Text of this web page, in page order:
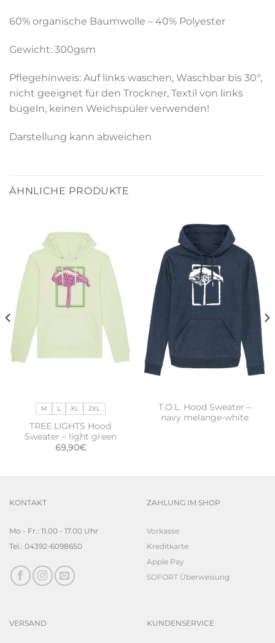
60% organische Baumwolle – 40% Polyester
Gewicht: 300gsm
Pflegehinweis: Auf links waschen, Waschbar bis 30°,
nicht geeignet für den Trockner, Textil von links
bügeln, keinen Weichspüler verwenden!
Darstellung kann abweichen
ÄHNLICHE PRODUKTE
M L XL 2XL
TREE LIGHTS Hood
Sweater – light green
69,90€
T.O.L. Hood Sweater –
navy melange-white
KONTAKT
Mo - Fr.: 11.00 - 17.00 Uhr
Tel.: 04392-6098650
ZAHLUNG IM SHOP
Vorkasse
Kreditkarte
Apple Pay
SOFORT Überweisung
VERSAND KUNDENSERVICE